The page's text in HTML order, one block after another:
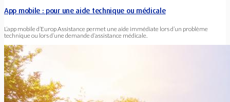
App mobile : pour une aide technique ou médicale
L’app mobile d’Europ Assistance permet une aide immédiate lors d’un problème
technique ou lors d’une demande d’assistance médicale.